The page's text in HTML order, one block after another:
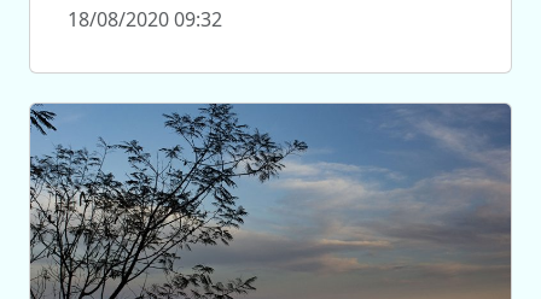
18/08/2020 09:32